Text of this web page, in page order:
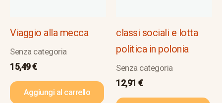
Viaggio alla mecca
Senza categoria
15,49€
Aggiungi al carrello
classi sociali e lotta
politica in polonia
Senza categoria
12,91 €